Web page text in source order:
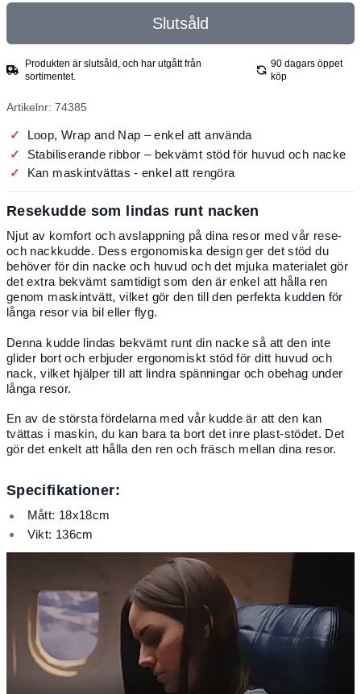
Slutsåld
Produkten är slutsåld, och har utgått från
sortimentet.
90 dagars öppet
köp
Artikelnr: 74385
Loop, Wrap and Nap – enkel att använda
Stabiliserande ribbor – bekvämt stöd för huvud och nacke
Kan maskintvättas - enkel att rengöra
Resekudde som lindas runt nacken
Njut av komfort och avslappning på dina resor med vår rese-
och nackkudde. Dess ergonomiska design ger det stöd du
behöver för din nacke och huvud och det mjuka materialet gör
det extra bekvämt samtidigt som den är enkel att hålla ren
genom maskintvätt, vilket gör den till den perfekta kudden för
långa resor via bil eller flyg.
Denna kudde lindas bekvämt runt din nacke så att den inte
glider bort och erbjuder ergonomiskt stöd för ditt huvud och
nack, vilket hjälper till att lindra spänningar och obehag under
långa resor.
En av de största fördelarna med vår kudde är att den kan
tvättas i maskin, du kan bara ta bort det inre plast-stödet. Det
gör det enkelt att hålla den ren och fräsch mellan dina resor.
Specifikationer:
Mått: 18x18cm
Vikt: 136cm